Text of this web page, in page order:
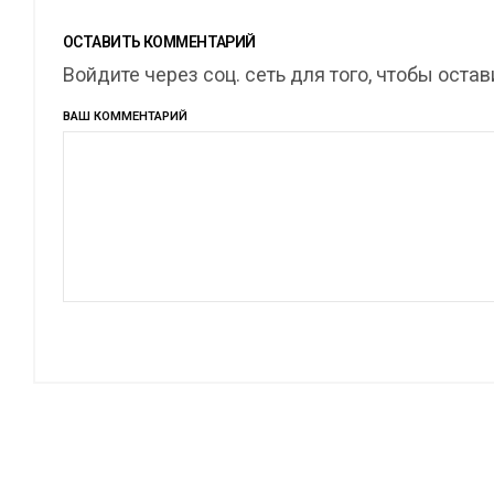
ОСТАВИТЬ КОММЕНТАРИЙ
Войдите через соц. сеть для того, чтобы
ВАШ КОММЕНТАРИЙ